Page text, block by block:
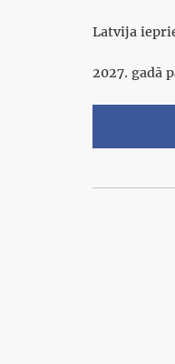
Latvija
2027. gadā